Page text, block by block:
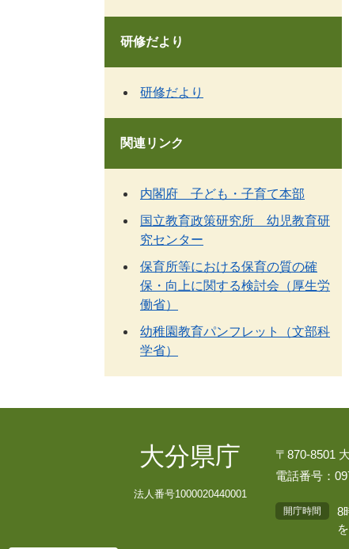
研修だより
研修だより
関連リンク
内閣府 子ども・子育て本部
国立教育政策研究所 幼児教育研
究センター
保育所等における保育の質の確
保・向上に関する検討会（厚生労
働省）
幼稚園教育パンフレット（文部科
学省）
大分県庁
法人番号1000020440001
〒870-8501
電話番号：
開庁時間
8